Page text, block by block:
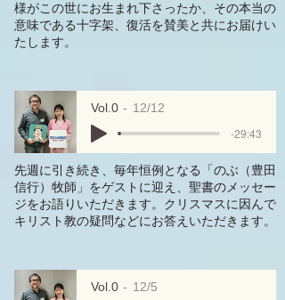
様がこの世にお生まれ下さったか、その本当の
意味である十字架、復活を賛美と共にお届けい
たします。
Vol.0 12/12
-29:43
先週に引き続き、毎年恒例となる「のぶ（豊田
信行）牧師」をゲストに迎え、聖書のメッセー
ジをお語りいただきます。クリスマスに因んで
キリスト教の疑問などにお答えいただきます。
Vol.0 12/5